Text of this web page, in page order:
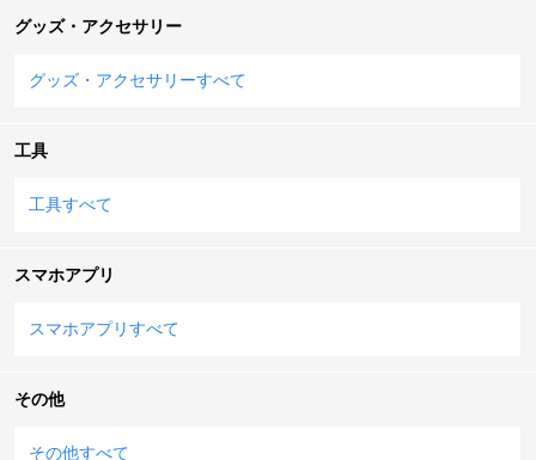
グッズ・アクセサリー
グッズ・アクセサリーすべて
工具
工具すべて
スマホアプリ
スマホアプリすべて
その他
その他すべて